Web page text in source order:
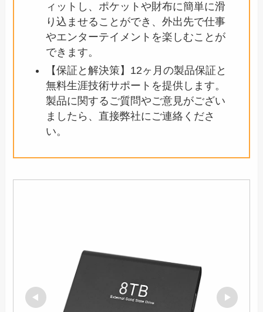
ィットし、ポケットや財布に簡単に滑
り込ませることができ、外出先で仕事
やエンターテイメントを楽しむことが
できます。
【保証と解決策】12ヶ月の製品保証と
無料生涯技術サポートを提供します。
製品に関するご質問やご意見がござい
ましたら、直接弊社にご連絡くださ
い。